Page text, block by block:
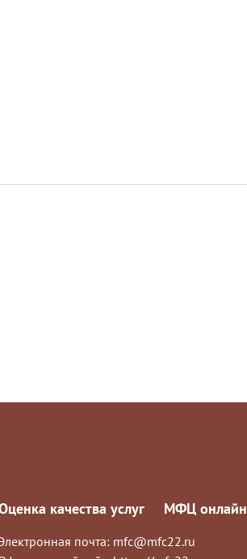
качества услуг МФЦ онлайн
почта: mfc@mfc22.ru